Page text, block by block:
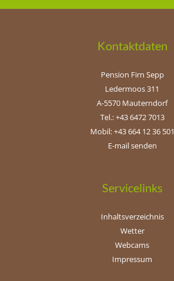
Kontaktdaten
Pension Firn Sepp
Ledermoos 311
A-5570 Mauterndorf
Tel.: +43 6472 7013
Mobil: +43 664 12 36 501
E-mail senden
Servicelinks
Inhaltsverzeichnis
Wetter
Webcams
Impressum